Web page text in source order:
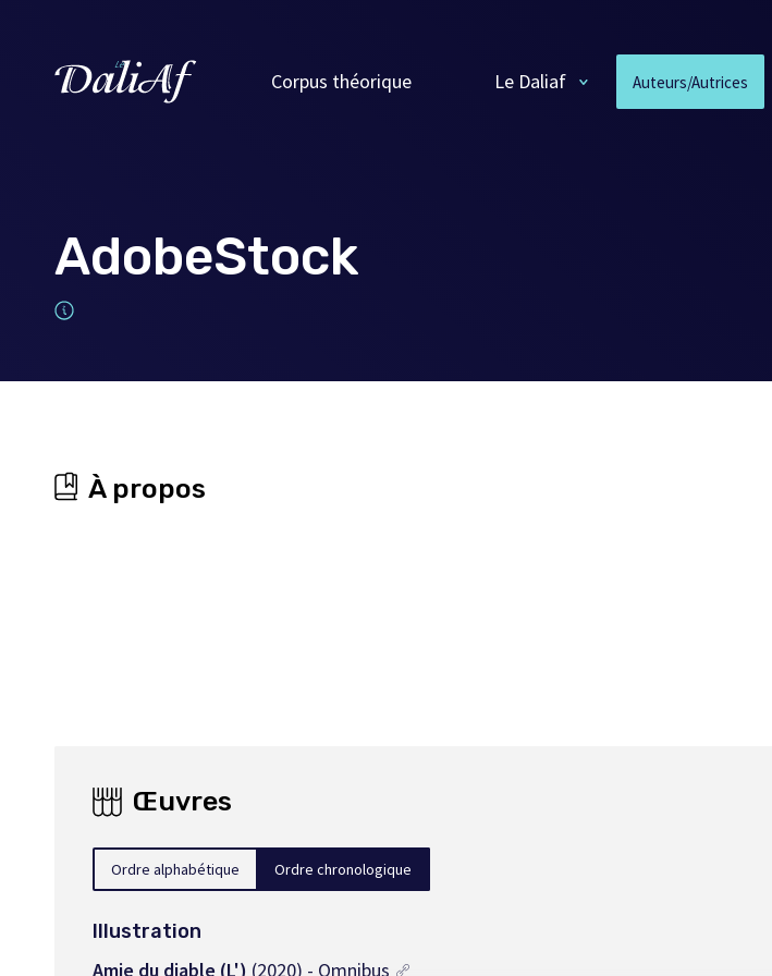
Corpus théorique Le Daliaf Auteurs/Autrices
AdobeStock
À propos
Œuvres
Ordre alphabétique Ordre chronologique
Illustration
Amie du diable (L') (2020) - Omnibus